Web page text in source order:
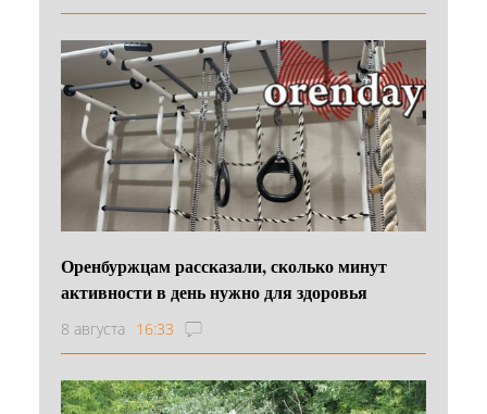
Оренбуржцам рассказали, сколько минут
активности в день нужно для здоровья
8 августа 16:33